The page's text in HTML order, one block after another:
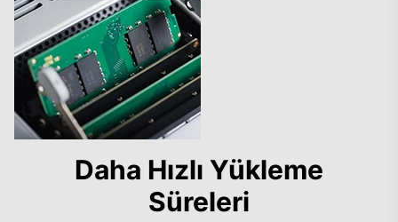
Daha Hızlı Yükleme
Süreleri